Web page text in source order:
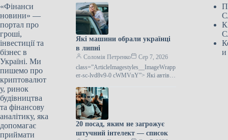
«Фінанси
новини» —
портал про
гроші,
інвестиції та
бізнес в
Україні. Ми
пишемо про
криптовалют
у, ринок
будівництва
та фінансову
аналітику, яка
допомагає
приймати
Які машини обрали українці
в липні
Соломія Петренко
Сер 7, 2026
class=”ArticleImagestyles__ImageWrapp
er-sc-lvd8v9-0 cWMVnY”> Які автівки
інформацією Укравтопрому, у липні
поточного року в Україні
20 посад, яким не загрожує
штучний інтелект — список
и